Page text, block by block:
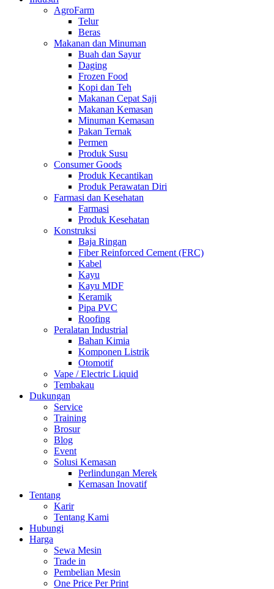
AgroFarm
Telur
Beras
Makanan dan Minuman
Buah dan Sayur
Daging
Frozen Food
Kopi dan Teh
Makanan Cepat Saji
Makanan Kemasan
Minuman Kemasan
Pakan Ternak
Permen
Produk Susu
Consumer Goods
Produk Kecantikan
Produk Perawatan Diri
Farmasi dan Kesehatan
Farmasi
Produk Kesehatan
Konstruksi
Baja Ringan
Fiber Reinforced Cement (FRC)
Kabel
Kayu
Kayu MDF
Keramik
Pipa PVC
Roofing
Peralatan Industrial
Bahan Kimia
Komponen Listrik
Otomotif
Vape / Electric Liquid
Tembakau
Dukungan
Service
Training
Brosur
Blog
Event
Solusi Kemasan
Perlindungan Merek
Kemasan Inovatif
Tentang
Karir
Tentang Kami
Hubungi
Harga
Sewa Mesin
Trade in
Pembelian Mesin
One Price Per Print